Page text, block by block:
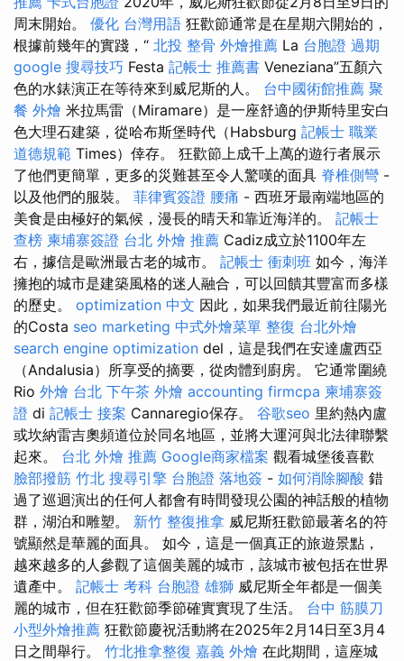
周末開始。 優化 台灣用語 狂歡節通常是在星期六開始的，
根據前幾年的實踐，“ 北投 整骨 外燴推薦 La 台胞證 過期
google 搜尋技巧 Festa 記帳士 推薦書 Veneziana”五顏六
色的水錶演正在等待來到威尼斯的人。 台中國術館推薦 聚
餐 外燴 米拉馬雷（Miramare）是一座舒適的伊斯特里安白
色大理石建築，從哈布斯堡時代（Habsburg 記帳士 職業
道德規範 Times）倖存。 狂歡節上成千上萬的遊行者展示
了他們更簡單，更多的災難甚至令人驚嘆的面具 脊椎側彎 -
以及他們的服裝。 菲律賓簽證 腰痛 - 西班牙最南端地區的
美食是由極好的氣候，漫長的晴天和靠近海洋的。 記帳士
查榜 柬埔寨簽證 台北 外燴 推薦 Cadiz成立於1100年左
右，據信是歐洲最古老的城市。 記帳士 衝刺班 如今，海洋
擁抱的城市是建築風格的迷人融合，可以回饋其豐富而多樣
的歷史。 optimization 中文 因此，如果我們最近前往陽光
的Costa seo marketing 中式外燴菜單 整復 台北外燴
search engine optimization del，這是我們在安達盧西亞
（Andalusia）所享受的摘要，從肉體到廚房。 它通常圍繞
Rio 外燴 台北 下午茶 外燴 accounting firmcpa 柬埔寨簽
證 di 記帳士 接案 Cannaregio保存。 谷歌seo 里約熱內盧
或坎納雷吉奧頻道位於同名地區，並將大運河與北法律聯繫
起來。 台北 外燴 推薦 Google商家檔案 觀看城堡後喜歡
臉部撥筋 竹北 搜尋引擎 台胞證 落地簽 - 如何消除腳酸 錯
過了巡迴演出的任何人都會有時間發現公園的神話般的植物
群，湖泊和雕塑。 新竹 整復推拿 威尼斯狂歡節最著名的符
號顯然是華麗的面具。 如今，這是一個真正的旅遊景點，
越來越多的人參觀了這個美麗的城市，該城市被包括在世界
遺產中。 記帳士 考科 台胞證 雄獅 威尼斯全年都是一個美
麗的城市，但在狂歡節季節確實實現了生活。 台中 筋膜刀
小型外燴推薦 狂歡節慶祝活動將在2025年2月14日至3月4
日之間舉行。 竹北推拿整復 嘉義 外燴 在此期間，這座城